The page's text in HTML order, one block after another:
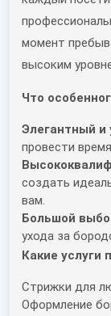
момент
высоким
Что
Элегантный
провести
создать
вам.
Большой
ухода за
Какие услуги
Стрижки для
Оформление